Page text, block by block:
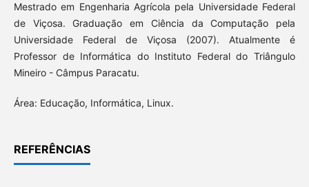
Mestrado em Engenharia Agrícola pela Universidade Federal
de Viçosa. Graduação em Ciência da Computação pela
Universidade Federal de Viçosa (2007). Atualmente é
Professor de Informática do Instituto Federal do Triângulo
Mineiro - Câmpus Paracatu.
Área: Educação, Informática, Linux.
REFERÊNCIAS